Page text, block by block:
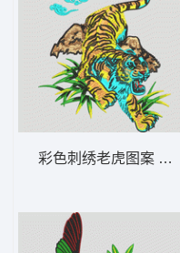
彩色刺绣老虎图案 老虎